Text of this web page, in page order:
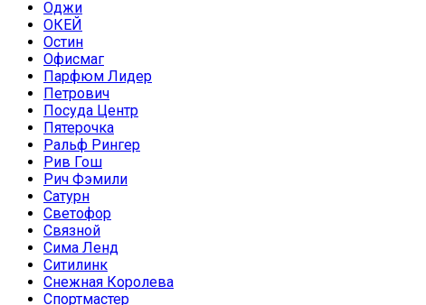
Оджи
ОКЕЙ
Остин
Офисмаг
Парфюм Лидер
Петрович
Посуда Центр
Пятерочка
Ральф Рингер
Рив Гош
Рич Фэмили
Сатурн
Светофор
Связной
Сима Ленд
Ситилинк
Снежная Королева
Спортмастер